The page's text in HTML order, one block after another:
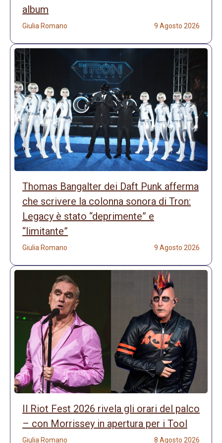
album
Giulia Romano 9 Agosto 2026
Thomas Bangalter dei Daft Punk afferma
che scrivere la colonna sonora di Tron:
Legacy è stato “deprimente” e
“limitante”
Giulia Romano 9 Agosto 2026
Il Riot Fest 2026 rivela gli orari del palco
– con Morrissey in apertura per i Tool
Giulia Romano 8 Agosto 2026